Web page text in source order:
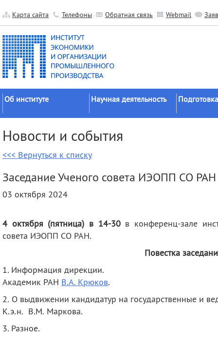
Карта сайта Телефоны Обратная связь Webmail
Об институте
Официальные документы
История
Научные подразделения
Прочие подразделения
деятельность
Контакты
Научная деятельность
исследований
Гранты
Мероприятия
советы
Новости и события
<<< Вернуться к списку
Заседание Ученого совета ИЭОПП СО РАН
03 октября 2024
4 октября (пятница) в 14-30в конференц-зале
совета ИЭОПП СО РАН.
Повестка
1. Информация дирекции.
Академик РАН В.А. Крюков.
2. О выдвижении кандидатур на государственные и
К.э.н. В.М. Маркова.
3. Разное.